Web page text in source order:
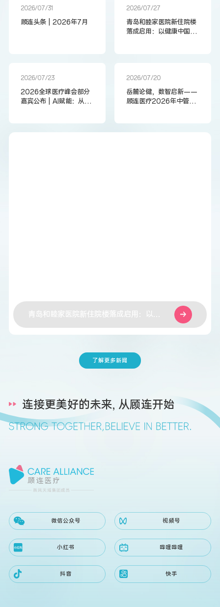
2026/07/31
顾连头条 | 2026年7月
2026/07/27
青岛和睦家医院新住院楼
落成启用：以健康中国战
2026/07/23
2026全球医疗峰会部分
嘉宾公布 | AI赋能：从数
2026/07/20
岳麓论健，数智启新——
顾连医疗2026年中管理
未来, 从顾连开
小红书
地址：上海市静安区北京西路1320号一号楼新风天域办公室
上海顾连医疗科技有限公司©Copyright 2024 All Right Reserved.